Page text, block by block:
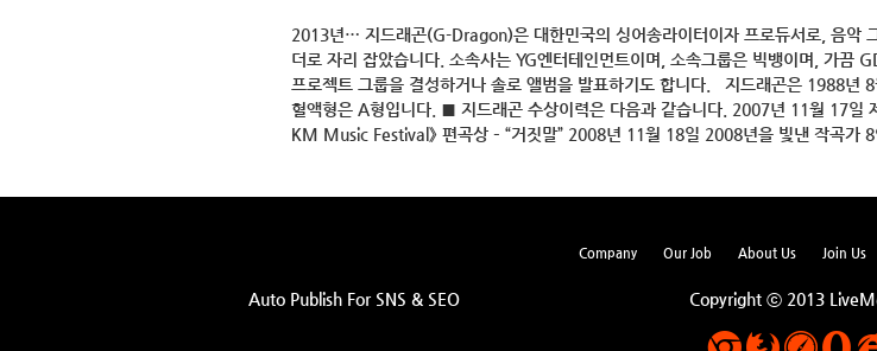
2013년… 지드래곤(G-Dragon)은 대한민국의 싱어송라이터이자 프로듀서로, 음악
더로 자리 잡았습니다. 소속사는 YG엔터테인먼트이며, 소속그룹은 빅뱅이며, 가끔
프로젝트 그룹을 결성하거나 솔로 앨범을 발표하기도 합니다. 지드래곤은 1988년 8
혈액형은 A형입니다. ■ 지드래곤 수상이력은 다음과 같습니다. 2007년 11월 17일
KM Music Festival》 편곡상 – “거짓말” 2008년 11월 18일 2008년을 빛낸 작곡가
Company Our Job About Us Join Us
Auto Publish For SNS & SEO Copyright ⓒ 2013